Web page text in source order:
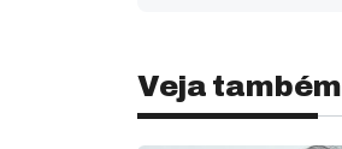
Veja também